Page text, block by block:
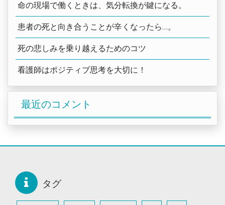
命の現場で働くときは、気分転換が鍵になる。
患者の死と向き合うことが辛くなったら…。
死の悲しみを乗り越えるためのコツ
看護師はポジティブ思考を大切に！
最近のコメント
タグ